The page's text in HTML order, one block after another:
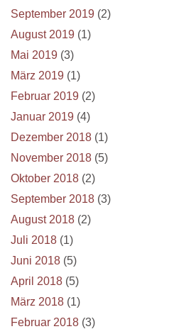
September 2019 (2)
August 2019 (1)
Mai 2019 (3)
März 2019 (1)
Februar 2019 (2)
Januar 2019 (4)
Dezember 2018 (1)
November 2018 (5)
Oktober 2018 (2)
September 2018 (3)
August 2018 (2)
Juli 2018 (1)
Juni 2018 (5)
April 2018 (5)
März 2018 (1)
Februar 2018 (3)